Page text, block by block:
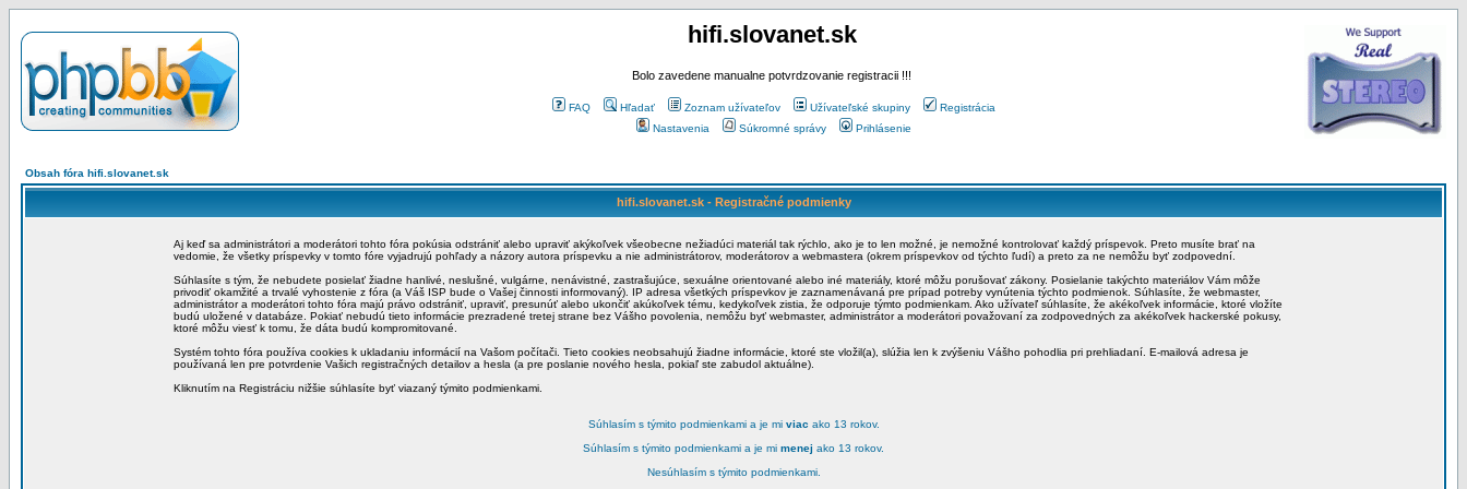
hifi.slovanet.sk
Bolo zavedene manualne potvrdzovanie registracii !!!
FAQ Hľadať Zoznam užívateľov Užívateľské skupiny
Registrácia
Nastavenia
Súkromné správy Prihlásenie
Obsah fóra hifi.slovanet.sk
hifi.slovanet.sk - Registračné podmienky
Aj keď sa administrátori a moderátori tohto fóra pokúsia odstrániť alebo upraviť akýkoľvek všeobecne nežiadúci materiál tak rýchlo, ako je to len možné, je nemožné kontrolovať každý príspevok. Preto musíte brať na
vedomie, že všetky príspevky v tomto fóre vyjadrujú pohľady a názory autora príspevku a nie administrátorov, moderátorov a webmastera (okrem príspevkov od týchto ľudí) a preto za ne nemôžu byť zodpovední.
Súhlasíte s tým, že nebudete posielať žiadne hanlivé, neslušné, vulgárne, nenávistné, zastrašujúce, sexuálne orientované alebo iné materiály, ktoré môžu porušovať zákony. Posielanie takýchto materiálov Vám môže
privodiť okamžité a trvalé vyhostenie z fóra (a Váš ISP bude o Vašej činnosti informovaný). IP adresa všetkých príspevkov je zaznamenávaná pre prípad potreby vynútenia týchto podmienok. Súhlasíte, že webmaster,
administrátor a moderátori tohto fóra majú právo odstrániť, upraviť, presunúť alebo ukončiť akúkoľvek tému, kedykoľvek zistia, že odporuje týmto podmienkam. Ako užívateľ súhlasíte, že akékoľvek informácie, ktoré vložíte
budú uložené v databáze. Pokiať nebudú tieto informácie prezradené tretej strane bez Vášho povolenia, nemôžu byť webmaster, administrátor a moderátori považovaní za zodpovedných za akékoľvek hackerské pokusy,
ktoré môžu viesť k tomu, že dáta budú kompromitované.
Systém tohto fóra používa cookies k ukladaniu informácií na Vašom počítači. Tieto cookies neobsahujú žiadne informácie, ktoré ste vložil(a), slúžia len k zvýšeniu Vášho pohodlia pri prehliadaní. E-mailová adresa je
používaná len pre potvrdenie Vašich registračných detailov a hesla (a pre poslanie nového hesla, pokiaľ ste zabudol aktuálne).
Kliknutím na Registráciu nižšie súhlasíte byť viazaný týmito podmienkami.
Súhlasím s týmito podmienkami a je mi viac ako 13 rokov.
Súhlasím s týmito podmienkami a je mi menej ako 13 rokov.
Nesúhlasím s týmito podmienkami.